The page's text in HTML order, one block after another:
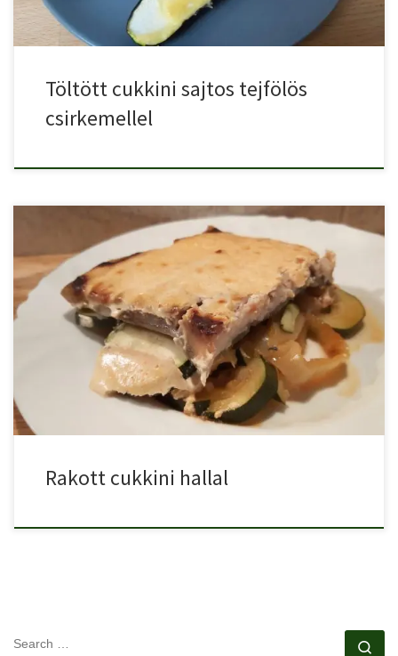
Töltött cukkini sajtos tejfölös
csirkemellel
Ha szereted a rácpontyot, akkor a rakott cukkini hallal receptje […]
Rakott cukkini hallal
SEARCH